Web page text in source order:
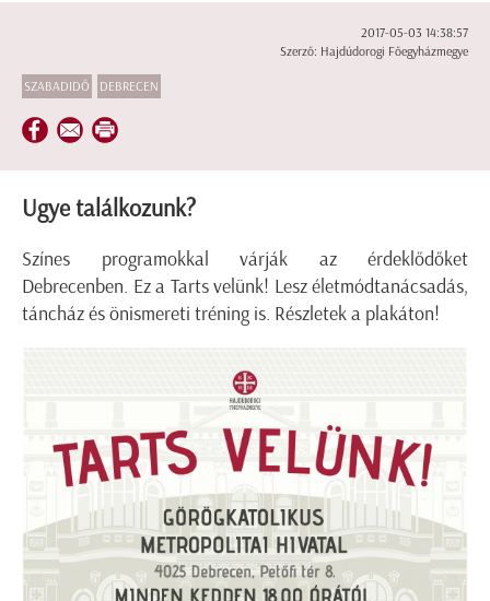
2017-05-03 14:38:57
Szerző: Hajdúdorogi Főegyházmegye
SZABADIDŐ DEBRECEN
Ugye találkozunk?
Színes programokkal várják az érdeklődőket
Debrecenben. Ez a Tarts velünk! Lesz életmódtanácsadás,
táncház és önismereti tréning is. Részletek a plakáton!